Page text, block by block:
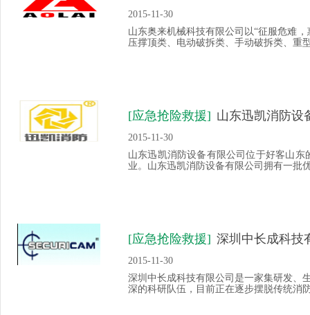
2015-11-30
山东奥来机械科技有限公司以“征服危难
压撑顶类、电动破拆类、手动破拆类、重
[应急抢险救援] 山东迅凯消防设
2015-11-30
山东迅凯消防设备有限公司位于好客山
业。山东迅凯消防设备有限公司拥有一批
[应急抢险救援] 深圳中长成科技
2015-11-30
深圳中长成科技有限公司是一家集研发、
深的科研队伍，目前正在逐步摆脱传统消